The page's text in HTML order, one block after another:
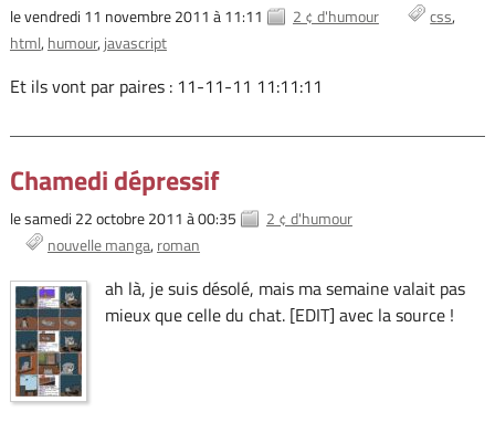
le vendredi 11 novembre 2011 à 11:11 2 ¢ d'humour
css
html humour javascript
Et ils vont par paires : 11-11-11 11:11:11
Chamedi dépressif
le samedi 22 octobre 2011 à 00:35
2 ¢ d'humour
nouvelle manga roman
ah là, je suis désolé, mais ma semaine valait pas
mieux que celle du chat. [EDIT] avec la source !